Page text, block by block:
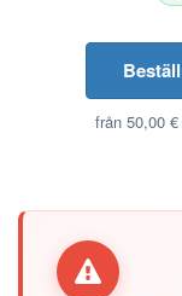
från 50,00